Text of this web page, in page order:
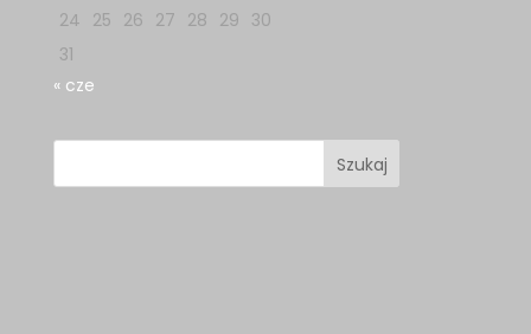
24 25 26 27 28 29 30
31
« cze